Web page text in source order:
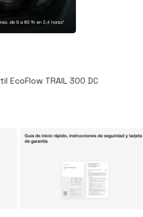
EcoFlow TRAIL 300 DC